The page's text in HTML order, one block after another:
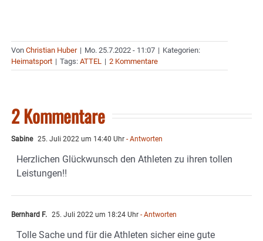
Von Christian Huber | Mo. 25.7.2022 - 11:07 | Kategorien:
Heimatsport | Tags: ATTEL | 2 Kommentare
2 Kommentare
Sabine 25. Juli 2022 um 14:40 Uhr - Antworten
Herzlichen Glückwunsch den Athleten zu ihren tollen
Leistungen!!
Bernhard F. 25. Juli 2022 um 18:24 Uhr - Antworten
Tolle Sache und für die Athleten sicher eine gute